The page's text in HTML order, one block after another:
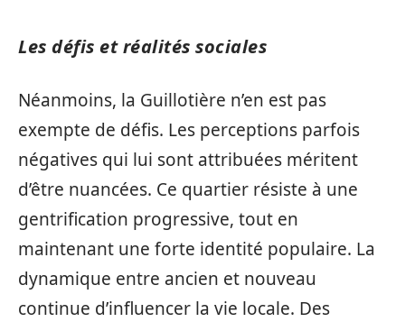
Les défis et réalités sociales
Néanmoins, la Guillotière n’en est pas
exempte de défis. Les perceptions parfois
négatives qui lui sont attribuées méritent
d’être nuancées. Ce quartier résiste à une
gentrification progressive, tout en
maintenant une forte identité populaire. La
dynamique entre ancien et nouveau
continue d’influencer la vie locale. Des